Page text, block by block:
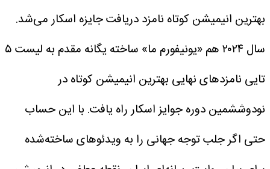
بهترین انیمیشن کوتاه نامزد دریافت جایزه اسکار می‌شد.
سال ۲۰۲۴ هم «یونیفورم ما» ساخته یگانه مقدم به لیست ۵
تایی نامزدهای نهایی بهترین انیمیشن کوتاه در
نودوششمین دوره جوایز اسکار راه یافت. با این حساب
حتی اگر جلب توجه جهانی را به ویدئوهای ساخته‌شده